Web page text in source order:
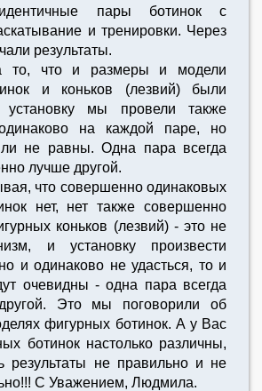
идентичные пары ботинок с
и тренировки. Через
результаты.
то, что и размеры и модели
и коньков (лезвий) были
мы провели также
на каждой паре, но
не равны. Одна пара всегда
лучше другой.
что совершенно одинаковых
нет, нет также совершенно
коньков (лезвий) - это не
и установку произвести
и одинаково не удасться, то и
очевидны - одна пара всегда
Это мы поговорили об
фигурных ботинок. А у Вас
ботинок настолько различны,
результаты не правильно и не
С Уважением, Людмила.